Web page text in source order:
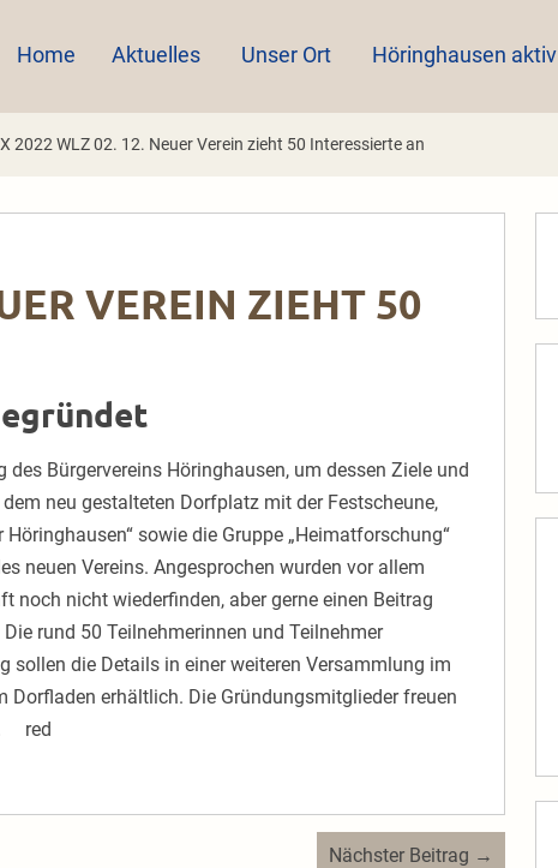
Home Aktuelles Unser Ort Höringhausen aktiv
2022 WLZ 02. 12. Neuer Verein zieht 50 Interessierte an
VEREIN ZIEHT 50
Bürgervereins Höringhausen, um dessen Ziele und
neu gestalteten Dorfplatz mit der Festscheune,
sowie die Gruppe „Heimatforschung“
neuen Vereins. Angesprochen wurden vor allem
noch nicht wiederfinden, aber gerne einen Beitrag
rund 50 Teilnehmerinnen und Teilnehmer
sollen die Details in einer weiteren Versammlung im
erhältlich. Die Gründungsmitglieder freuen
red
Nächster Beitrag →